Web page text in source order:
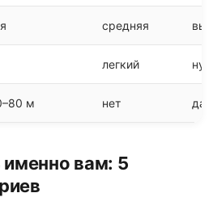
средняя
легкий
м нет да
именно вам: 5